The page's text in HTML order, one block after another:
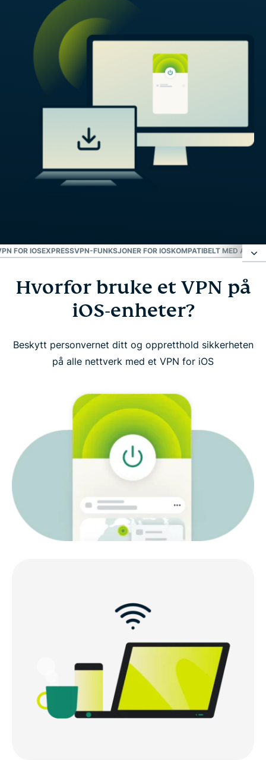
FOR IOSEXPRESSVPN-FUNKSJONER FOR IOSKOMPATIBELT MED ALLE
Hvorfor bruke et VPN på iOS-enheter?
Slik setter du opp ExpressVPN på iPhone eller iPad
Se: Hvordan laste ned ExpressVPN på iOS
Dette bør du se etter i et VPN for iOS
ExpressVPN-funksjoner for iOS
Kompatibelt med alle iOS-enhetene dine
Hvorfor velge ExpressVPN for iOS?
Dette sier folk om ExpressVPN
Prøv ExpressVPN risikofritt på iPhone og iPad
Hvorfor bruke et VPN på
iOS-enheter?
Beskytt personvernet ditt og oppretthold sikkerheten
på alle nettverk med et VPN for iOS